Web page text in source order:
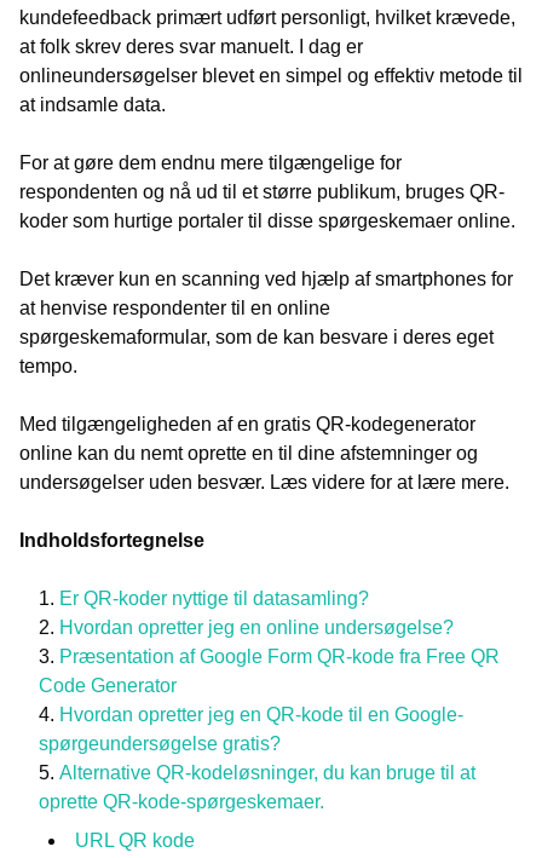
kundefeedback primært udført personligt, hvilket krævede,
at folk skrev deres svar manuelt. I dag er
onlineundersøgelser blevet en simpel og effektiv metode til
at indsamle data.
For at gøre dem endnu mere tilgængelige for
respondenten og nå ud til et større publikum, bruges QR-
koder som hurtige portaler til disse spørgeskemaer online.
Det kræver kun en scanning ved hjælp af smartphones for
at henvise respondenter til en online
spørgeskemaformular, som de kan besvare i deres eget
tempo.
Med tilgængeligheden af en gratis QR-kodegenerator
online kan du nemt oprette en til dine afstemninger og
undersøgelser uden besvær. Læs videre for at lære mere.
Indholdsfortegnelse
Er QR-koder nyttige til datasamling?
Hvordan opretter jeg en online undersøgelse?
Præsentation af Google Form QR-kode fra Free QR
Code Generator
Hvordan opretter jeg en QR-kode til en Google-
spørgeundersøgelse gratis?
Alternative QR-kodeløsninger, du kan bruge til at
oprette QR-kode-spørgeskemaer.
URL QR kode